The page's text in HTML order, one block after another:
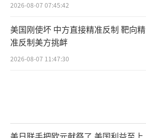
2026-08-07 07:45:42
美国刚使坏 中方直接精准反制 靶向精
准反制美方挑衅
2026-08-07 11:47:30